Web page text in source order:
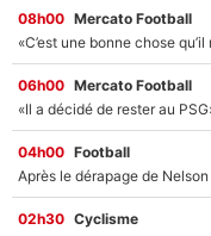
08h00 Mercato Football
06h00 Mercato Football
04h00 Football
02h30 Cyclisme